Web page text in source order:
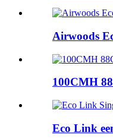
Airwoods
100CMH
Eco Link